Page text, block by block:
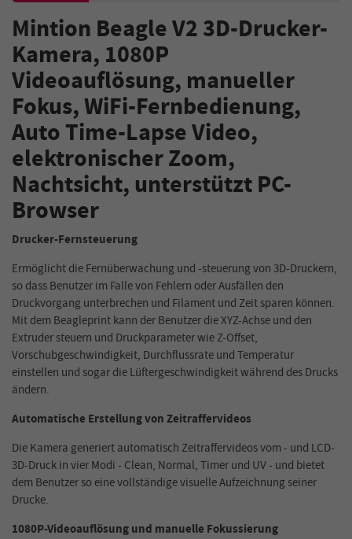
Mintion Beagle V2 3D-Drucker-
Kamera, 1080P
Videoauflösung, manueller
Fokus, WiFi-Fernbedienung,
Auto Time-Lapse Video,
elektronischer Zoom,
Nachtsicht, unterstützt PC-
Browser
Drucker-Fernsteuerung
Ermöglicht die Fernüberwachung und -steuerung von 3D-Druckern,
so dass Benutzer im Falle von Fehlern oder Ausfällen den
Druckvorgang unterbrechen und Filament und Zeit sparen können.
Mit dem Beagleprint kann der Benutzer die XYZ-Achse und den
Extruder steuern und Druckparameter wie Z-Offset,
Vorschubgeschwindigkeit, Durchflussrate und Temperatur
einstellen und sogar die Lüftergeschwindigkeit während des Drucks
ändern.
Automatische Erstellung von Zeitraffervideos
Die Kamera generiert automatisch Zeitraffervideos vom - und LCD-
3D-Druck in vier Modi - Clean, Normal, Timer und UV - und bietet
dem Benutzer so eine vollständige visuelle Aufzeichnung seiner
Drucke.
1080P-Videoauflösung und manuelle Fokussierung